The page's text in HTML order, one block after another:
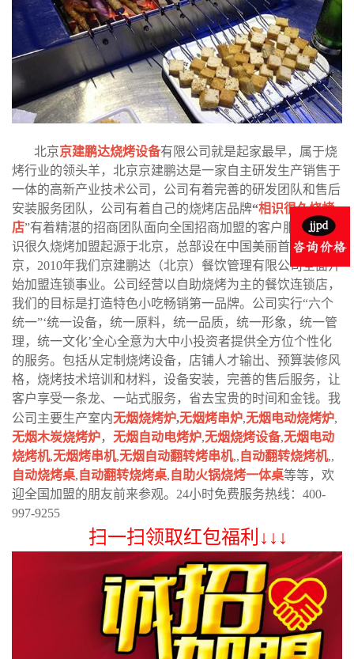
北京京建鹏达烧烤设备有限公司就是起家最早，属于烧
烤行业的领头羊，北京京建鹏达是一家自主研发生产销售于
一体的高新产业技术公司，公司有着完善的研发团队和售后
安装服务团队，公司有着自己的烧烤店品牌“相识很久烧烤
店”有着精湛的招商团队面向全国招商加盟的客户服务。相
识很久烧烤加盟起源于北京，总部设在中国美丽首都-北
京，2010年我们京建鹏达（北京）餐饮管理有限公司全面开
始加盟连锁事业。公司经营以自助烧烤为主的餐饮连锁店，
我们的目标是打造特色小吃畅销第一品牌。公司实行“六个
统一”‘统一设备，统一原料，统一品质，统一形象，统一管
理，统一文化’全心全意为大中小投资者提供全方位个性化
的服务。包括从定制烧烤设备，店铺人才输出、预算装修风
格，烧烤技术培训和材料，设备安装，完善的售后服务，让
客户享受一条龙、一站式服务，省去宝贵的时间和金钱。我
公司主要生产室内无烟烧烤炉,无烟烤串炉,无烟电动烧烤炉,
无烟木炭烧烤炉， 无烟自动电烤炉,无烟烧烤设备,无烟电动
烧烤机,无烟烤串机,无烟自动翻转烤串机,, 自动翻转烧烤机,,
自动烧烤桌, 自动翻转烧烤桌, 自助火锅烧烤一体桌等等，欢
迎全国加盟的朋友前来参观。24小时免费服务热线：400-
997-9255
扫一扫领取红包福利↓↓↓